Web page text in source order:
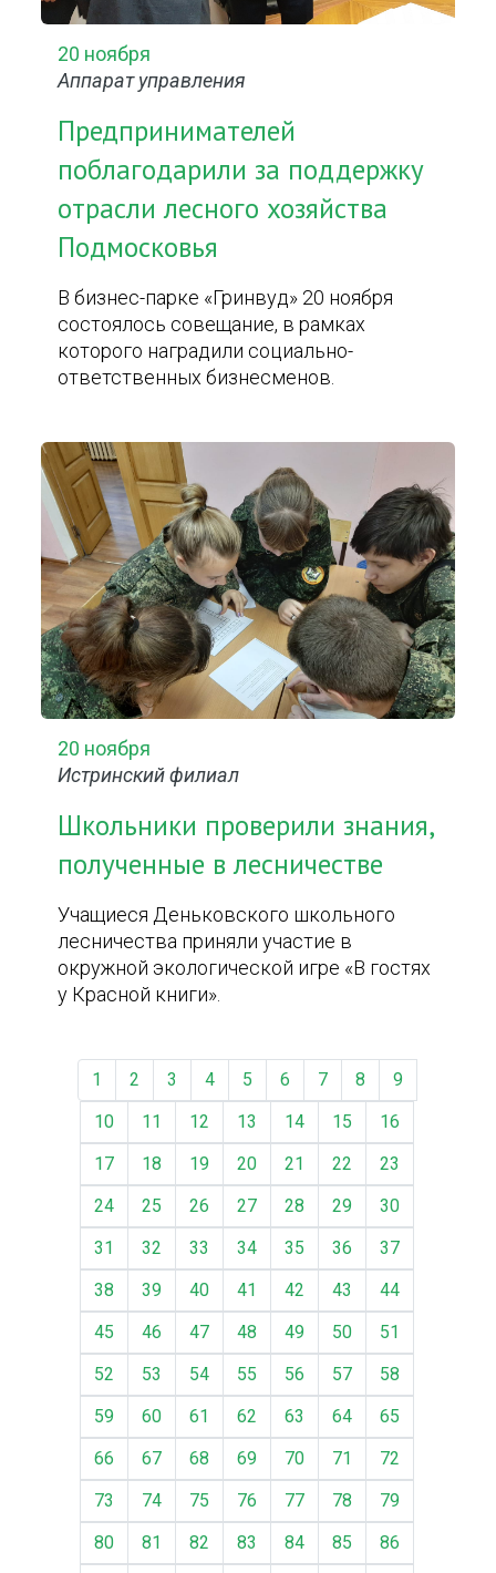
20 ноября
Аппарат управления
Предпринимателей
поблагодарили за поддержку
отрасли лесного хозяйства
Подмосковья
В бизнес-парке «Гринвуд» 20 ноября
состоялось совещание, в рамках
которого наградили социально-
ответственных бизнесменов.
20 ноября
Истринский филиал
Школьники проверили знания,
полученные в лесничестве
Учащиеся Деньковского школьного
лесничества приняли участие в
окружной экологической игре «В гостях
у Красной книги».
1 2 3 4 5 6 7 8
9
10
11 12 13 14 15
16
17
18 19 20 21 22
23
24
25 26 27 28 29
30
31
32 33 34 35 36
37
38
39 40 41 42 43
44
45
46 47 48 49 50
51
52
53 54 55 56 57
58
59
60 61 62 63 64
65
66
67 68 69 70 71
72
73
74 75 76 77 78
79
80
81 82 83 84 85
86